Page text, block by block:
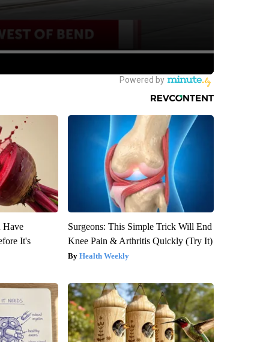
Have
It's
Surgeons: This Simple Trick Will End
Knee Pain & Arthritis Quickly (Try It)
Health Weekly